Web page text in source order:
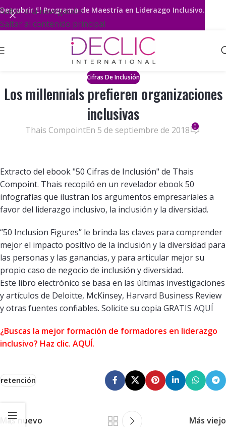
Saltar a la navegación
Saltar al contenido principal
Cifras De Inclusión
Los millennials prefieren organizaciones
inclusivas
Thais CompointEn 5 de septiembre de 2018 0
Extracto del ebook "50 Cifras de Inclusión" de Thais
Compoint. Thais recopiló en un revelador ebook 50
infografías que ilustran los argumentos empresariales a
favor del liderazgo inclusivo, la inclusión y la diversidad.
“50 Inclusion Figures” le brinda las claves para comprender
mejor el impacto positivo de la inclusión y la diversidad para
las personas y las ganancias, y para articular mejor su
propio caso de negocio de inclusión y diversidad.
Este libro electrónico se basa en las últimas investigaciones
y artículos de Deloitte, McKinsey, Harvard Business Review
y otras fuentes confiables. Solicite su copia GRATIS AQUÍ
¿Buscas la mejor formación de formadores en liderazgo
inclusivo? Haz clic. AQUÍ.
retención
Más nuevo Más viejo
DescubrirEl Programa de Maestría en Liderazgo Inclusivo.